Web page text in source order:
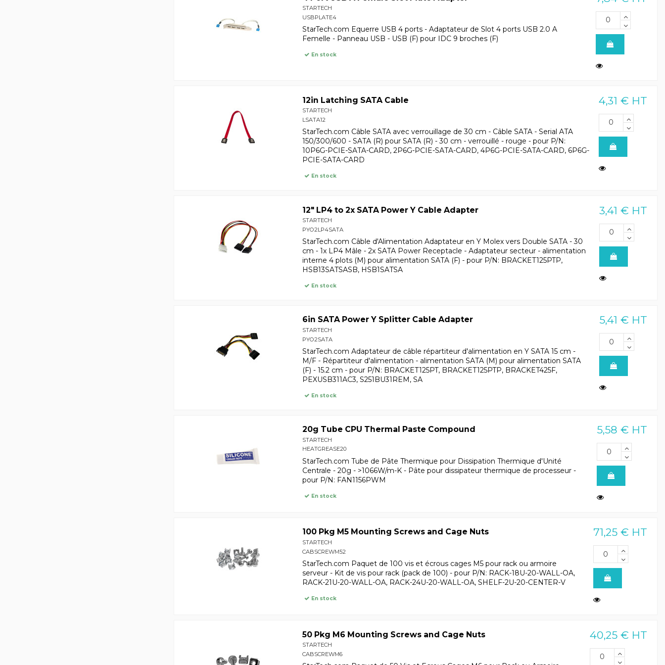
STARTECH
USBPLATE4
StarTech.com Equerre USB 4 ports - Adaptateur de Slot 4 ports USB 2.0 A
Femelle - Panneau USB - USB (F) pour IDC 9 broches (F)
En stock
12in Latching SATA Cable
STARTECH
LSATA12
StarTech.com Câble SATA avec verrouillage de 30 cm - Câble SATA - Serial ATA
150/300/600 - SATA (R) pour SATA (R) - 30 cm - verrouillé - rouge - pour P/N:
10P6G-PCIE-SATA-CARD, 2P6G-PCIE-SATA-CARD, 4P6G-PCIE-SATA-CARD, 6P6G-
PCIE-SATA-CARD
En stock
4,31 € HT
12" LP4 to 2x SATA Power Y Cable Adapter
STARTECH
PYO2LP4SATA
StarTech.com Câble d'Alimentation Adaptateur en Y Molex vers Double SATA - 30
cm - 1x LP4 Mâle - 2x SATA Power Receptacle - Adaptateur secteur - alimentation
interne 4 plots (M) pour alimentation SATA (F) - pour P/N: BRACKET125PTP,
HSB13SATSASB, HSB1SATSA
En stock
3,41 € HT
6in SATA Power Y Splitter Cable Adapter
STARTECH
PYO2SATA
StarTech.com Adaptateur de câble répartiteur d'alimentation en Y SATA 15 cm -
M/F - Répartiteur d'alimentation - alimentation SATA (M) pour alimentation SATA
(F) - 15.2 cm - pour P/N: BRACKET125PT, BRACKET125PTP, BRACKET425F,
PEXUSB311AC3, S251BU31REM, SA
En stock
5,41 € HT
20g Tube CPU Thermal Paste Compound
STARTECH
HEATGREASE20
StarTech.com Tube de Pâte Thermique pour Dissipation Thermique d'Unité
Centrale - 20g - >1066W/m-K - Pâte pour dissipateur thermique de processeur -
pour P/N: FAN1156PWM
En stock
5,58 € HT
100 Pkg M5 Mounting Screws and Cage Nuts
STARTECH
CABSCREWM52
StarTech.com Paquet de 100 vis et écrous cages M5 pour rack ou armoire
serveur - Kit de vis pour rack (pack de 100) - pour P/N: RACK-18U-20-WALL-OA,
RACK-21U-20-WALL-OA, RACK-24U-20-WALL-OA, SHELF-2U-20-CENTER-V
En stock
71,25 € HT
50 Pkg M6 Mounting Screws and Cage Nuts
STARTECH
CABSCREWM6
40,25 € HT